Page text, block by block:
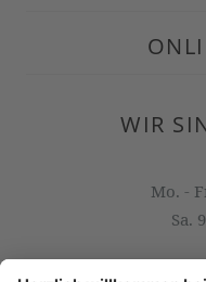
WIR
Mo. -
Sa.